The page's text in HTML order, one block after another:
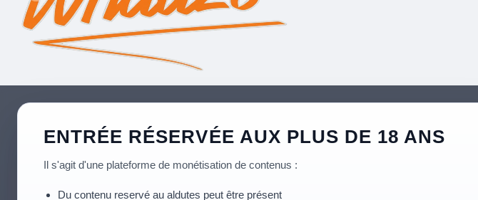
ENTRÉE RÉSERVÉE AUX PLUS DE 18 ANS
Il s'agit d'une plateforme de monétisation de contenus :
Du contenu reservé au aldutes peut être présent
NOS CRÉATEURS